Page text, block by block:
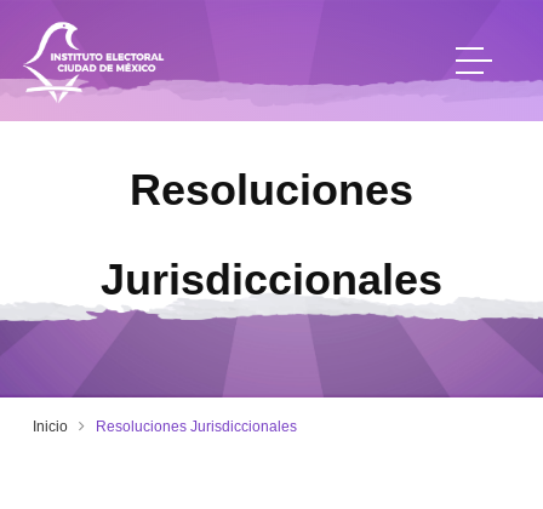
Resoluciones
Jurisdiccionales
Inicio Resoluciones Jurisdiccionales